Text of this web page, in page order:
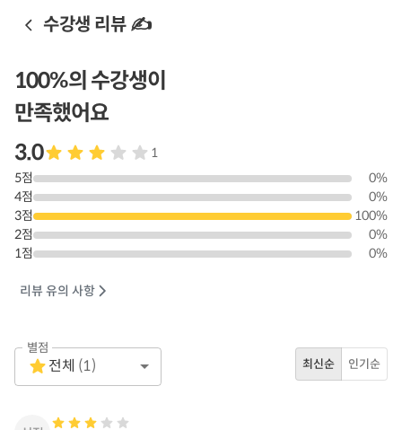
수강생 리뷰 ✍️
100%의 수강생이
만족했어요
3.0
1
5점 0%
4점 0%
3점 100%
2점 0%
1점 0%
리뷰 유의 사항
별점
1 Star
Empty
전체 (1) 최신순 인기순